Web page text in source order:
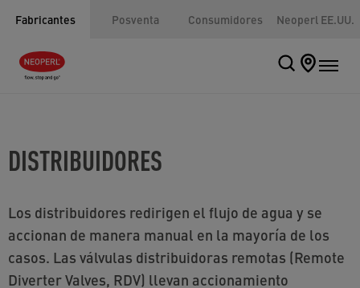
Fabricantes Posventa Consumidores Neoperl EE.UU.
DISTRIBUIDORES
Los distribuidores redirigen el flujo de agua y se
accionan de manera manual en la mayoría de los
casos. Las válvulas distribuidoras remotas (Remote
Diverter Valves, RDV) llevan accionamiento